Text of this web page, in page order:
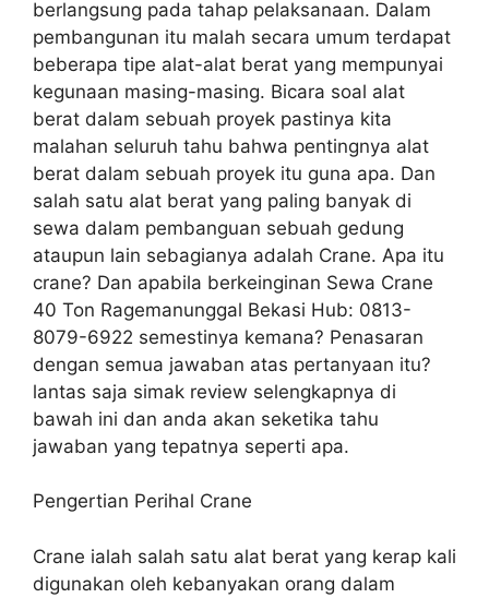
berlangsung pada tahap pelaksanaan. Dalam
pembangunan itu malah secara umum terdapat
beberapa tipe alat-alat berat yang mempunyai
kegunaan masing-masing. Bicara soal alat
berat dalam sebuah proyek pastinya kita
malahan seluruh tahu bahwa pentingnya alat
berat dalam sebuah proyek itu guna apa. Dan
salah satu alat berat yang paling banyak di
sewa dalam pembanguan sebuah gedung
ataupun lain sebagianya adalah Crane. Apa itu
crane? Dan apabila berkeinginan Sewa Crane
40 Ton Ragemanunggal Bekasi Hub: 0813-
8079-6922 semestinya kemana? Penasaran
dengan semua jawaban atas pertanyaan itu?
lantas saja simak review selengkapnya di
bawah ini dan anda akan seketika tahu
jawaban yang tepatnya seperti apa.
Pengertian Perihal Crane
Crane ialah salah satu alat berat yang kerap kali
digunakan oleh kebanyakan orang dalam